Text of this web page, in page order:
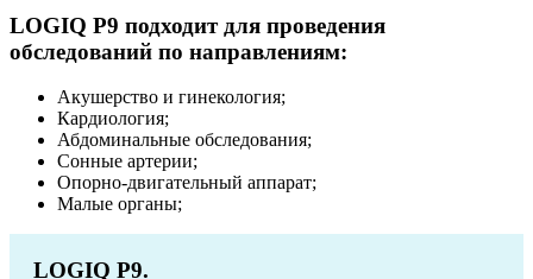
LOGIQ P9 подходит для проведения
обследований по направлениям:
Акушерство и гинекология;
Кардиология;
Абдоминальные обследования;
Сонные артерии;
Опорно-двигательный аппарат;
Малые органы;
LOGIQ P9.